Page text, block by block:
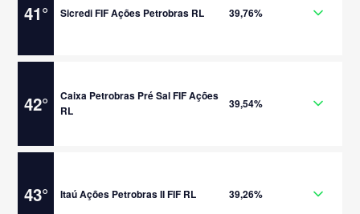
41° Sicredi FIF Ações Petrobras RL 39,76%
42°
Caixa Petrobras Pré Sal FIF Ações
RL
39,54%
43° Itaú Ações Petrobras II FIF RL 39,26%